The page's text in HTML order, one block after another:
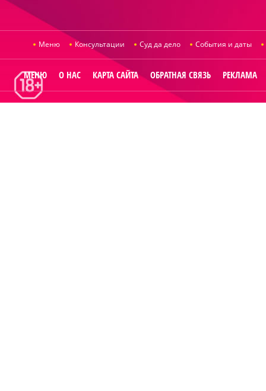
Меню Консультации Суд да дело События и даты
МЕНЮ О НАС КАРТА САЙТА ОБРАТНАЯ СВЯЗЬ РЕКЛАМА